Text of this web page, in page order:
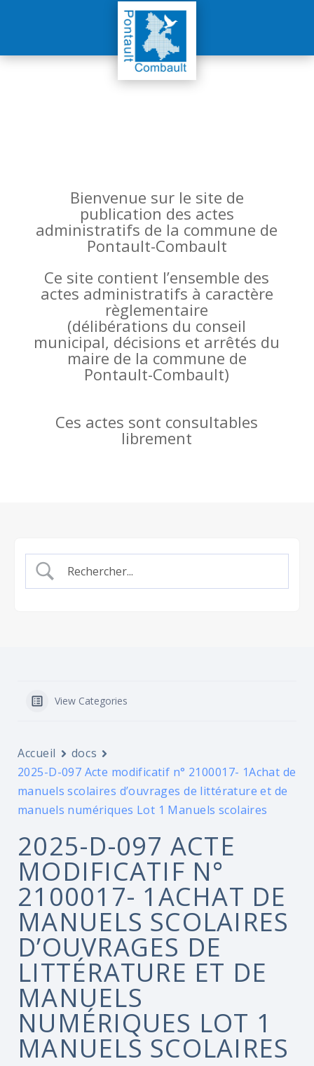
Bienvenue sur le site de
publication des actes
administratifs de la commune de
Pontault-Combault
Ce site contient l’ensemble des
actes administratifs à caractère
règlementaire
(délibérations du conseil
municipal, décisions et arrêtés du
maire de la commune de
Pontault-Combault)
Ces actes sont consultables
librement
View Categories
Accueil
docs
2025-D-097 Acte modificatif n° 2100017- 1Achat de
manuels scolaires d’ouvrages de littérature et de
manuels numériques Lot 1 Manuels scolaires
2025-D-097 ACTE
MODIFICATIF N°
2100017- 1ACHAT DE
MANUELS SCOLAIRES
D’OUVRAGES DE
LITTÉRATURE ET DE
MANUELS
NUMÉRIQUES LOT 1
MANUELS SCOLAIRES